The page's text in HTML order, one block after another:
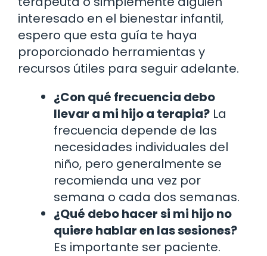
interesado en el bienestar infantil,
espero que esta guía te haya
proporcionado herramientas y
recursos útiles para seguir adelante.
¿Con qué frecuencia debo
llevar a mi hijo a terapia? La
frecuencia depende de las
necesidades individuales del
niño, pero generalmente se
recomienda una vez por
semana o cada dos semanas.
¿Qué debo hacer si mi hijo no
quiere hablar en las sesiones?
Es importante ser paciente.